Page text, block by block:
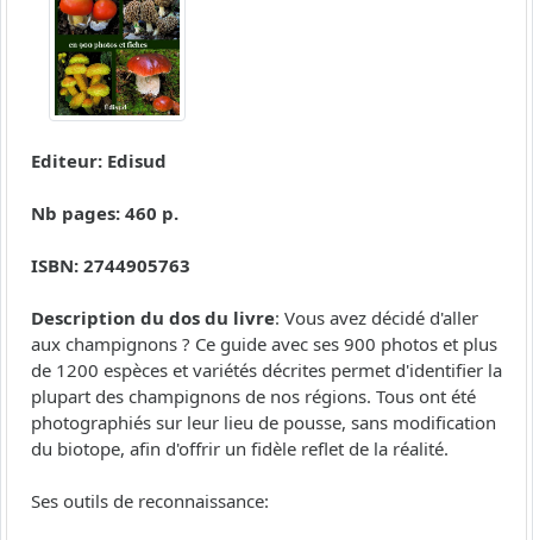
Editeur: Edisud
Nb pages: 460 p.
ISBN: 2744905763
Description du dos du livre: Vous avez décidé d'aller
aux champignons ? Ce guide avec ses 900 photos et plus
de 1200 espèces et variétés décrites permet d'identifier la
plupart des champignons de nos régions. Tous ont été
photographiés sur leur lieu de pousse, sans modification
du biotope, afin d'offrir un fidèle reflet de la réalité.
Ses outils de reconnaissance: